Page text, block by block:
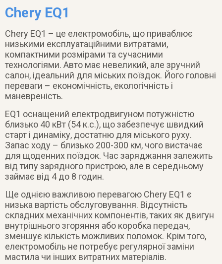
Chery EQ1
Chery EQ1 – це електромобіль, що приваблює
низькими експлуатаційними витратами,
компактними розмірами та сучасними
технологіями. Авто має невеликий, але зручний
салон, ідеальний для міських поїздок. Його головні
переваги – економічність, екологічність і
маневреність.
EQ1 оснащений електродвигуном потужністю
близько 40 кВт (54 к.с.), що забезпечує швидкий
старт і динаміку, достатню для міського руху.
Запас ходу – близько 200-300 км, чого вистачає
для щоденних поїздок. Час заряджання залежить
від типу зарядного пристрою, але в середньому
займає від 4 до 8 годин.
Ще однією важливою перевагою Chery EQ1 є
низька вартість обслуговування. Відсутність
складних механічних компонентів, таких як двигун
внутрішнього згоряння або коробка передач,
зменшує кількість можливих поломок. Крім того,
електромобіль не потребує регулярної заміни
мастила чи інших витратних матеріалів.